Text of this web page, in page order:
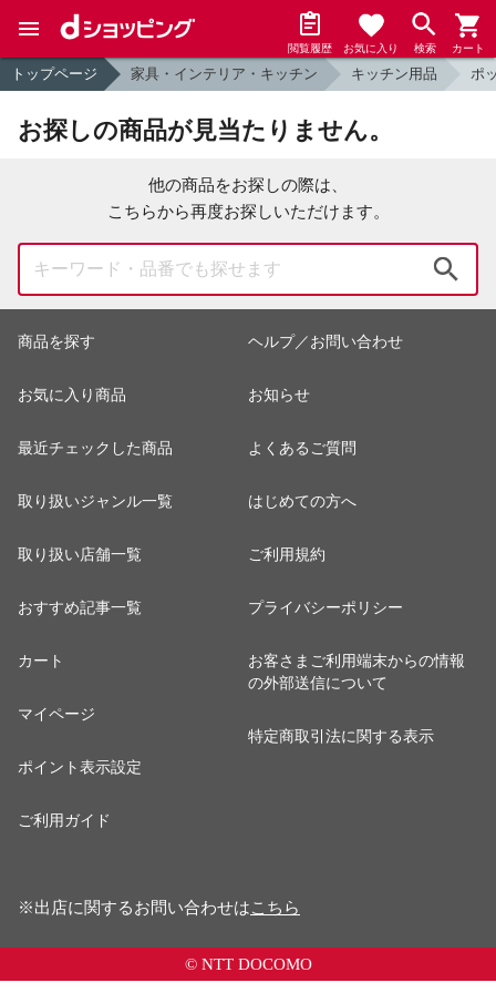
閲覧履歴 お気に入り 検索 カート
トップページ 家具・インテリア・キッチン キッチン用品 ポ
お探しの商品が見当たりません。
他の商品をお探しの際は、
こちらから再度お探しいただけます。
商品を探す
お気に入り商品
最近チェックした商品
取り扱いジャンル一覧
取り扱い店舗一覧
おすすめ記事一覧
カート
マイページ
ポイント表示設定
ご利用ガイド
ヘルプ／お問い合わせ
お知らせ
よくあるご質問
はじめての方へ
ご利用規約
プライバシーポリシー
お客さまご利用端末からの情報
の外部送信について
特定商取引法に関する表示
※出店に関するお問い合わせはこちら
© NTT DOCOMO